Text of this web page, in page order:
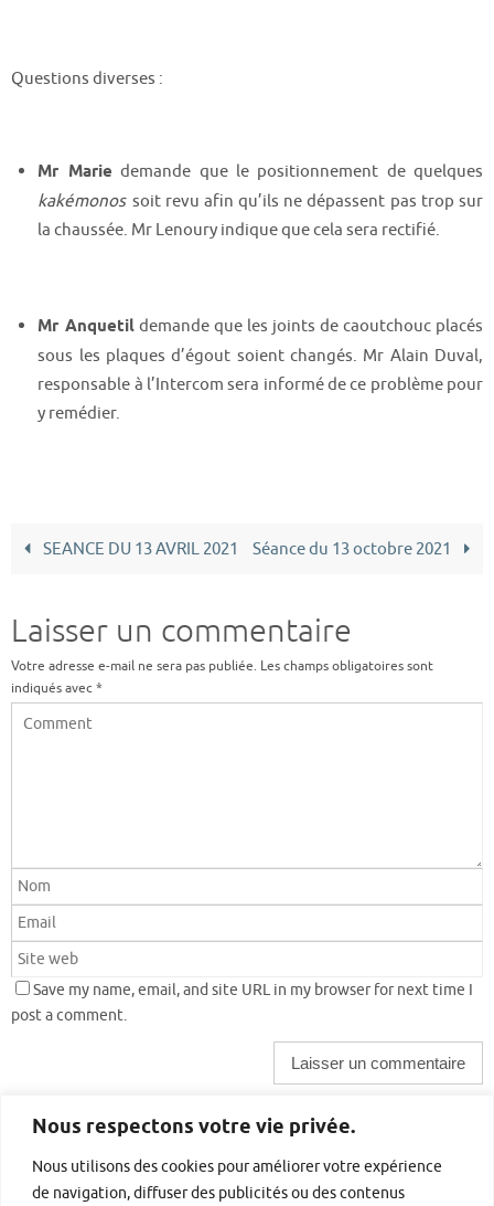
Nous respectons votre vie privée.
Nous utilisons des cookies pour améliorer votre expérience
de navigation, diffuser des publicités ou des contenus
Questions diverses :
Mr Marie demande que le positionnement de quelques
kakémonos soit revu afin qu’ils ne dépassent pas trop sur
la chaussée. Mr Lenoury indique que cela sera rectifié.
Mr Anquetildemande que les joints de caoutchouc placés
sous les plaques d’égout soient changés. Mr Alain Duval,
responsable à l’Intercom sera informé de ce problème pour
y remédier.
SEANCE DU 13 AVRIL 2021 Séance du 13 octobre 2021
Laisser un commentaire
Votre adresse e-mail ne sera pas publiée. Les champs obligatoires sont
indiqués avec*
Save my name, email, and site URL in my browser for next time I
post a comment.
Barre latérale droite